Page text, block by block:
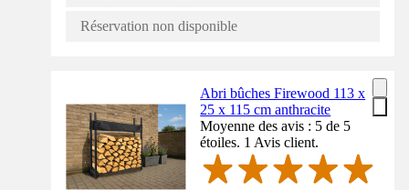
Réservation non disponible
Abri bûches Firewood 113 x
25 x 115 cm anthracite
Moyenne des avis : 5 de 5
étoiles. 1 Avis client.